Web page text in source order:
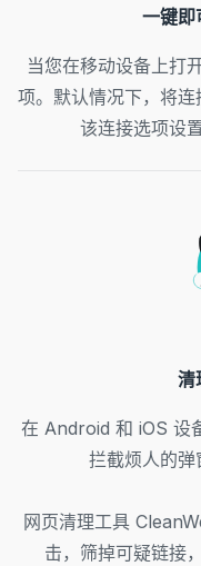
一键即
当您在移动设备上打
项。默认情况下，将
该连接选项设
清
在 Android 和 iOS 设
拦截烦人的弹
网页清理工具
击，筛掉可疑链接